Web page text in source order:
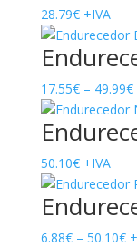
28.79€ +IVA
17.55€ – 49.99€
50.10€ +IVA
6.88€ – 50.10€